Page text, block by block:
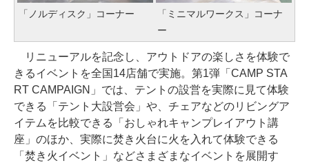
「ノルディスク」コーナー
「ミニマルワークス」コーナ
ー
リニューアルを記念し、アウトドアの楽しさを体験で
きるイベントを全国14店舗で実施。第1弾「CAMP STA
RT CAMPAIGN」では、テントの設営を実際に見て体験
できる「テント大設営会」や、チェアなどのリビングア
イテムを比較できる「おしゃれキャンプレイアウト講
座」のほか、実際に焚き火台に火を入れて体験できる
「焚き火イベント」などさまざまなイベントを展開す